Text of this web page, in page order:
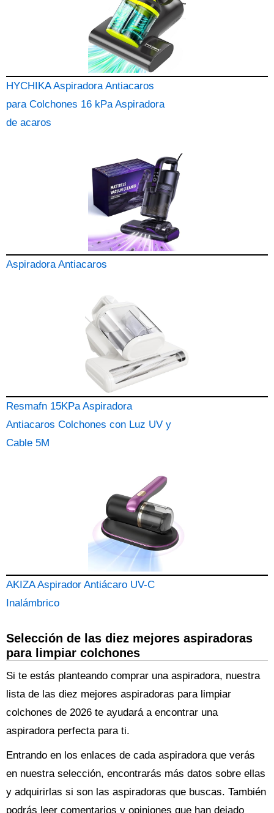
HYCHIKA Aspiradora Antiacaros
para Colchones 16 kPa Aspiradora
de acaros
Aspiradora Antiacaros
Resmafn 15KPa Aspiradora
Antiacaros Colchones con Luz UV y
Cable 5M
AKIZA Aspirador Antiácaro UV-C
Inalámbrico
Selección de las diez mejores aspiradoras
para limpiar colchones
Si te estás planteando comprar una aspiradora, nuestra
lista de las diez mejores aspiradoras para limpiar
colchones de 2026 te ayudará a encontrar una
aspiradora perfecta para ti.
Entrando en los enlaces de cada aspiradora que verás
en nuestra selección, encontrarás más datos sobre ellas
y adquirirlas si son las aspiradoras que buscas. También
podrás leer comentarios y opiniones que han dejado